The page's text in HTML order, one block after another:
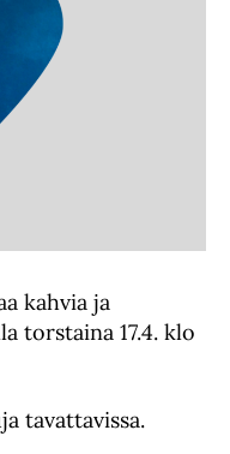
kahvia ja
torstaina 17.4. klo
tavattavissa.